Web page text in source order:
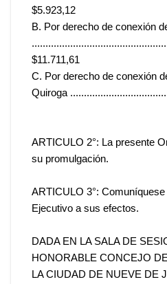
$5.923,12
B. Por derecho de conexión
$11.711,61
C. Por derecho de conexión
Quiroga
ARTICULO 2°: La presente
su promulgación.
ARTICULO 3°:
Ejecutivo a sus efectos.
DADA EN LA SALA DE
HONORABLE CONCEJO
LA CIUDAD DE NUEVE DE